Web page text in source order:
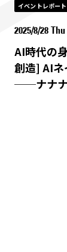
イベントレポート
2025/8/28 Thu
AI時代の
創造] AIネ
──ナナナ